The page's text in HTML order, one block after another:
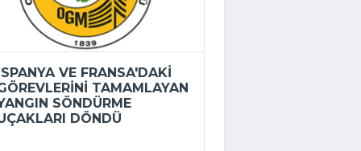
VE FRANSA'DAKI
TAMAMLAYAN
SÖNDÜRME
DÖNDÜ